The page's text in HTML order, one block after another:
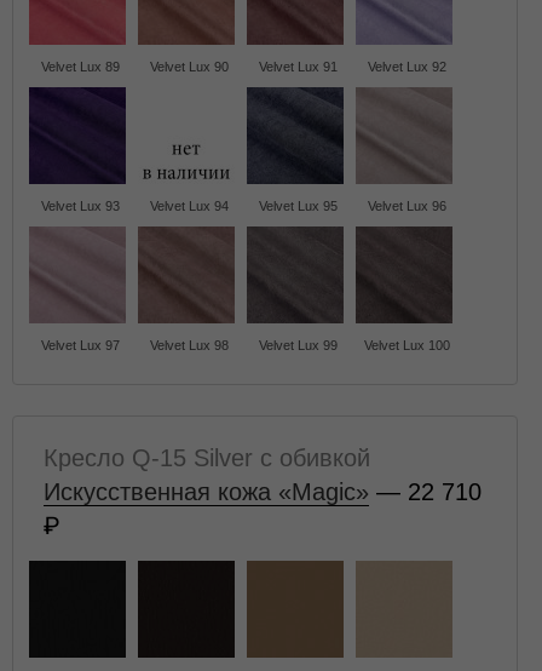
Velvet Lux 89 Velvet Lux 90 Velvet Lux 91 Velvet Lux 92
Velvet Lux 93 Velvet Lux 94 Velvet Lux 95 Velvet Lux 96
Velvet Lux 97 Velvet Lux 98 Velvet Lux 99 Velvet Lux 100
Кресло Q-15 Silver с обивкой
Искусственная кожа «Magic» — 22 710